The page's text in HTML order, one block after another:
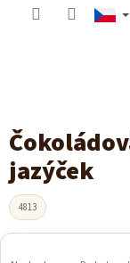
jazýček
4813